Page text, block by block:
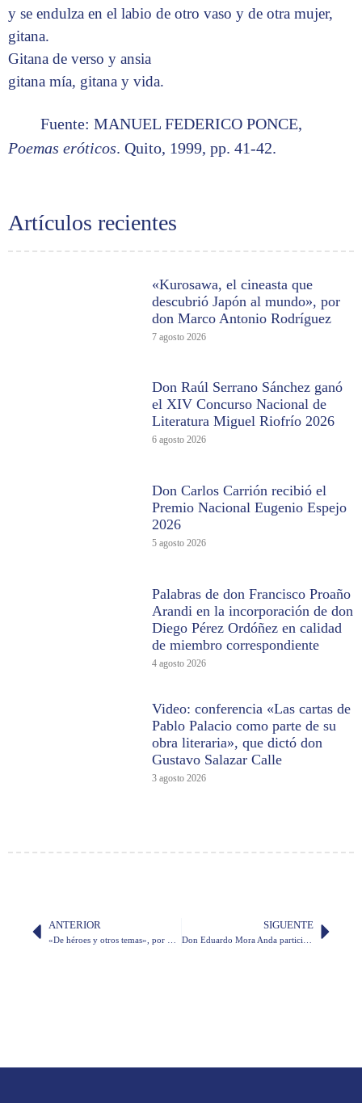
Artículos recientes
«Kurosawa, el cineasta que
descubrió Japón al mundo», por
don Marco Antonio Rodríguez
7 agosto 2026
Don Raúl Serrano Sánchez ganó
el XIV Concurso Nacional de
Literatura Miguel Riofrío 2026
6 agosto 2026
Don Carlos Carrión recibió el
Premio Nacional Eugenio Espejo
2026
5 agosto 2026
Palabras de don Francisco Proaño
Arandi en la incorporación de don
Diego Pérez Ordóñez en calidad
de miembro correspondiente
4 agosto 2026
Video: conferencia «Las cartas de
Pablo Palacio como parte de su
obra literaria», que dictó don
Gustavo Salazar Calle
3 agosto 2026
y se endulza en el labio de otro vaso y de otra mujer,
gitana.
Gitana de verso y ansia
gitana mía, gitana y vida.
Fuente: MANUEL FEDERICO PONCE,
Poemas eróticos. Quito, 1999, pp. 41-42.
ANTERIOR SIGUENTE